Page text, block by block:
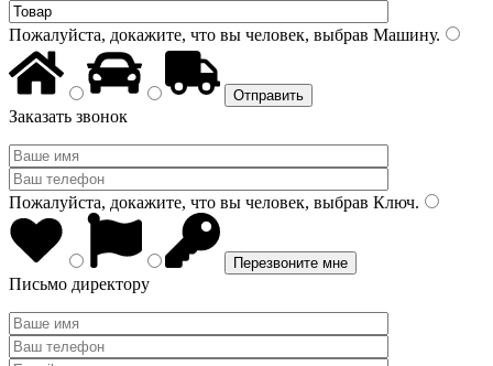
Пожалуйста, докажите, что вы человек, выбрав Машину.
Заказать звонок
Пожалуйста, докажите, что вы человек, выбрав Ключ.
Письмо директору